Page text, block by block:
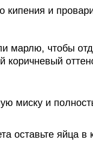
и
марлю, чтобы
коричневый
миску и
оставьте яйца в